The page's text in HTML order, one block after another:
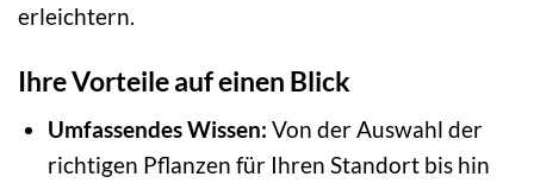
erleichtern.
Ihre Vorteile auf einen Blick
Umfassendes Wissen: Von der Auswahl der
richtigen Pflanzen für Ihren Standort bis hin